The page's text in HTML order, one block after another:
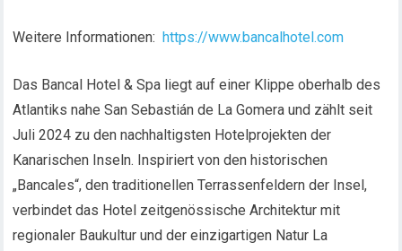
Weitere Informationen:https://www.bancalhotel.com
Das Bancal Hotel & Spa liegt auf einer Klippe oberhalb des
Atlantiks nahe San Sebastián de La Gomera und zählt seit
Juli 2024 zu den nachhaltigsten Hotelprojekten der
Kanarischen Inseln. Inspiriert von den historischen
„Bancales“, den traditionellen Terrassenfeldern der Insel,
verbindet das Hotel zeitgenössische Architektur mit
regionaler Baukultur und der einzigartigen Natur La